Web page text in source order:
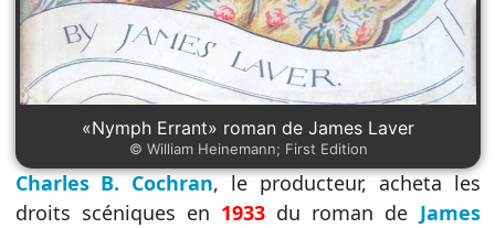
«Nymph Errant» roman de James Laver
© William Heinemann; First Edition
Charles B. Cochran, le producteur, acheta les
droits scéniques en 1933du roman de James